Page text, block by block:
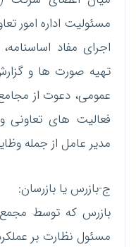
مسئولیت اداره امور
اجرای مفاد
تهیه صورت ها و
عمومی، دعوت از
فعالیت های
مدیر عامل از جمله
ج-بازرس یا بازرسان:
بازرس که توسط
مسئول نظارت بر